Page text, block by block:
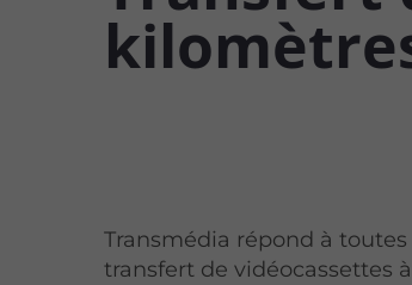
Transmédia répond à
transfert de vidéocassettes